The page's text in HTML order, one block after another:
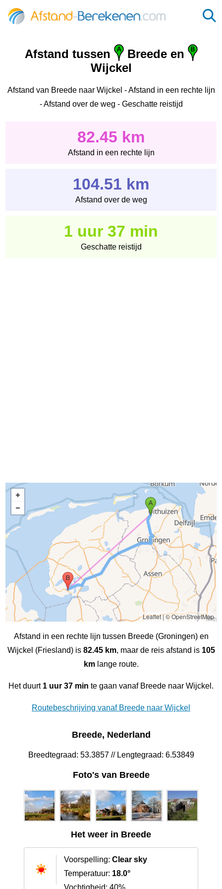
Afstand tussen
Breede en
Wijckel
Afstand van Breede naar Wijckel - Afstand in een rechte lijn
- Afstand over de weg - Geschatte reistijd
82.45 km
Afstand in een rechte lijn
104.51 km
Afstand over de weg
1 uur 37 min
Geschatte reistijd
Leaflet|© OpenStreetMap
Afstand in een rechte lijn tussen Breede (Groningen) en
Wijckel (Friesland) is 82.45 km, maar de reis afstand is 105
kmlange route.
Het duurt 1 uur 37 min te gaan vanaf Breede naar Wijckel.
Routebeschrijving vanaf Breede naar Wijckel
Breede, Nederland
Breedtegraad: 53.3857 // Lengtegraad: 6.53849
Foto's van Breede
Het weer in Breede
Voorspelling: Clear sky
Temperatuur: 18.0°